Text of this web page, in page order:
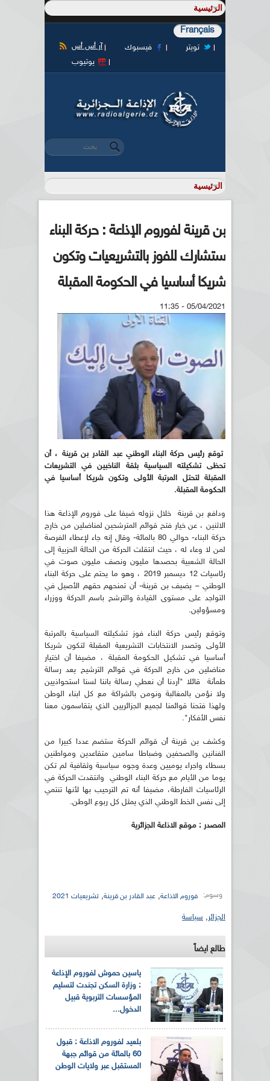
Français
آر أس أس فيسبوك
تويتر
يوتيوب
استمارة البحث
‏بحث ‏
بن قرينة لفوروم الإذاعة : حركة البناء
ستشارك للفوز بالتشريعيات وتكون
شريكا أساسيا في الحكومة المقبلة
05/04/2021 - 11:35
توقع رئيس حركة البناء الوطني عبد القادر بن قرينة ، أن
تحظى تشكيلته السياسية بثقة الناخبين في التشريعات
المقبلة لتحتل المرتبة الأولى وتكون شريكا أساسيا في
الحكومة المقبلة.
ودافع بن قرينة خلال نزوله ضيفا على فوروم الإذاعة هذا
الاثنين ، عن خيار فتح قوائم المترشحين لمناضلين من خارج
حركة البناء- حوالي 80 بالمائة- وقال إنه جاء لإعطاء الفرصة
لمن لا وعاء له ، حيث انتقلت الحركة من الحالة الحزبية إلى
الحالة الشعبية بحصدها مليون ونصف مليون صوت في
رئاسيات 12 ديسمبر 2019 ، وهو ما يحتم على حركة البناء
الوطني – يضيف بن قرينة- أن تمنحهم حقهم الأصيل في
التواجد على مستوى القيادة والترشح باسم الحركة ووزراء
ومسؤولين.
وتوقع رئيس حركة البناء فوز تشكيلته السياسية بالمرتبة
الأولى وتصدر الانتخابات التشريعية المقبلة لتكون شريكا
أساسيا في تشكيل الحكومة المقبلة ، مضيفا أن اختيار
مناضلين من خارج الحركة في قوائم الترشيح يعد رسالة
طمأنة قائلا "أردنا أن نعطي رسالة باننا لسنا استحواذيين
ولا نؤمن بالمغالبة ونومن بالشراكة مع كل ابناء الوطن
ولهذا فتحنا قوائمنا لجميع الجزائريين الذي يتقاسمون معنا
نفس الأفكار".
وكشف بن قرينة أن قوائم الحركة ستضم عددا كبيرا من
الفنانين والصحفين وضباطا سامين متقاعدين ومواطنين
بسطاء واجراء يوميين وعدة وجوه سياسية وثقافية لم تكن
يوما من الأيام مع حركة البناء الوطني وانتقدت الحركة في
الرئاسيات الفارطة، مضيفا أنه تم الترحيب بها لأنها تنتمي
إلى نفس الخط الوطني الذي يمثل كل ربوع الوطن.
المصدر : موقع الاذاعة الجزائرية
وسوم: فوروم الاذاعة, عبد القادر بن قرينة, تشريعيات 2021
الجزائر, سياسة
طالع ايضاً
ياسين حموش لفوروم الإذاعة
: وزارة السكن تجندت لتسليم
المؤسسات التربوية قبيل
الدخول...
بلعيد لفوروم الاذاعة : قبول
60 بالمائة من قوائم جبهة
المستقبل عبر ولايات الوطن